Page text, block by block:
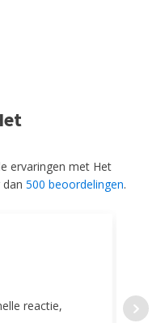
ervaringen met Het
500 beoordelingen.
reactie,